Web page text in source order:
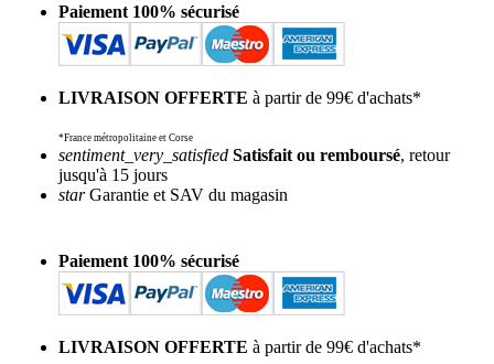
Paiement 100% sécurisé
LIVRAISON OFFERTE à partir de 99€ d'achats*
*France métropolitaine et Corse
sentiment_very_satisfied Satisfait ou remboursé, retour
jusqu'à 15 jours
starGarantie et SAV du magasin
Paiement 100% sécurisé
LIVRAISON OFFERTE à partir de 99€ d'achats*